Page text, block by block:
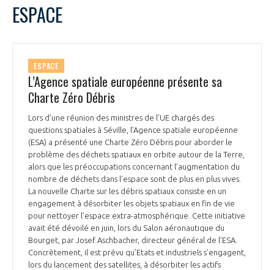
ESPACE
ESPACE
L’Agence spatiale européenne présente sa
Charte Zéro Débris
Lors d’une réunion des ministres de l’UE chargés des
questions spatiales à Séville, l’Agence spatiale européenne
(ESA) a présenté une Charte Zéro Débris pour aborder le
problème des déchets spatiaux en orbite autour de la Terre,
alors que les préoccupations concernant l’augmentation du
nombre de déchets dans l’espace sont de plus en plus vives.
La nouvelle Charte sur les débris spatiaux consiste en un
engagement à désorbiter les objets spatiaux en fin de vie
pour nettoyer l’espace extra-atmosphérique. Cette initiative
avait été dévoilé en juin, lors du Salon aéronautique du
Bourget, par Josef Aschbacher, directeur général de l’ESA.
Concrètement, il est prévu qu’Etats et industriels s’engagent,
lors du lancement des satellites, à désorbiter les actifs